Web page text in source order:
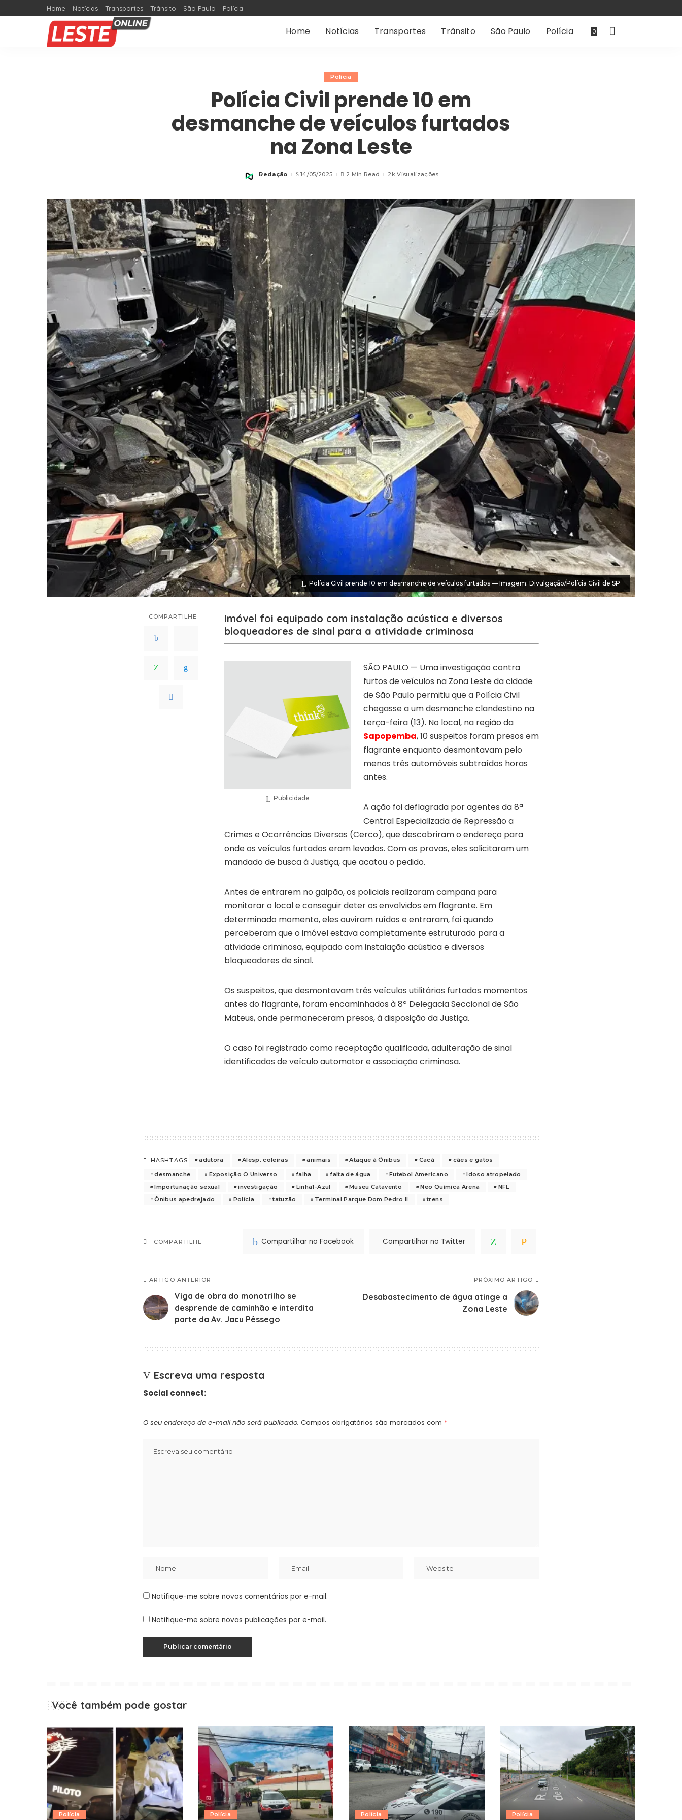
Home Notícias Transportes Trânsito São Paulo Polícia
Home Notícias Transportes Trânsito São Paulo Polícia 0
Polícia
Polícia Civil prende 10 em
desmanche de veículos furtados
na Zona Leste
Posted
Redação 14/05/2025 2 Min Read 2k Visualizações
Polícia Civil prende 10 em desmanche de veículos furtados — Imagem: Divulgação/Polícia Civil de SP
COMPARTILHE
Imóvel foi equipado com instalação acústica e diversos
bloqueadores de sinal para a atividade criminosa
Publicidade
SÃO PAULO — Uma investigação contra
furtos de veículos na Zona Leste da cidade
de São Paulo permitiu que a Polícia Civil
chegasse a um desmanche clandestino na
terça-feira (13). No local, na região da
Sapopemba, 10 suspeitos foram presos em
flagrante enquanto desmontavam pelo
menos três automóveis subtraídos horas
antes.
A ação foi deflagrada por agentes da 8ª
Central Especializada de Repressão a
Crimes e Ocorrências Diversas (Cerco), que descobriram o endereço para
onde os veículos furtados eram levados. Com as provas, eles solicitaram um
mandado de busca à Justiça, que acatou o pedido.
Antes de entrarem no galpão, os policiais realizaram campana para
monitorar o local e conseguir deter os envolvidos em flagrante. Em
determinado momento, eles ouviram ruídos e entraram, foi quando
perceberam que o imóvel estava completamente estruturado para a
atividade criminosa, equipado com instalação acústica e diversos
bloqueadores de sinal.
Os suspeitos, que desmontavam três veículos utilitários furtados momentos
antes do flagrante, foram encaminhados à 8ª Delegacia Seccional de São
Mateus, onde permaneceram presos, à disposição da Justiça.
O caso foi registrado como receptação qualificada, adulteração de sinal
identificados de veículo automotor e associação criminosa.
HASHTAGS adutora Alesp. coleiras animais Ataque à Ônibus Cacá
cães e gatos
desmanche
Exposição O Universo falha falta de água Futebol Americano
Idoso atropelado
Importunação sexual
investigação Linha1-Azul Museu Catavento Neo Química Arena
NFL
Ônibus apedrejado
Polícia tatuzão Terminal Parque Dom Pedro II trens
COMPARTILHE Compartilhar no Facebook Compartilhar no Twitter
ARTIGO ANTERIOR
Viga de obra do monotrilho se
desprende de caminhão e interdita
parte da Av. Jacu Pêssego
PRÓXIMO ARTIGO
Desabastecimento de água atinge a
Zona Leste
Escreva uma resposta
Social connect:
O seu endereço de e-mail não será publicado. Campos obrigatórios são marcados com *
Notifique-me sobre novos comentários por e-mail.
Notifique-me sobre novas publicações por e-mail.
Você também pode gostar
Polícia Polícia Polícia Polícia